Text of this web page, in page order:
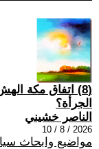
(8) اتفاق مكة
الجرأة؟
الناصر خشيني
2026 / 8 / 10
مواضيع وابحاث